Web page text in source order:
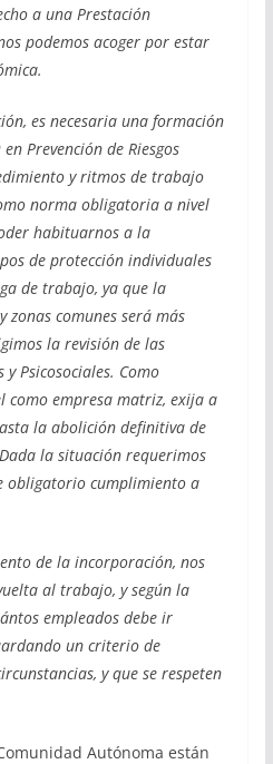
a una Prestación
podemos acoger por estar
es necesaria una formación
Prevención de Riesgos
y ritmos de trabajo
norma obligatoria a nivel
habituarnos a la
de protección individuales
de trabajo, ya que la
zonas comunes será más
la revisión de las
y Psicosociales. Como
como empresa matriz, exija a
la abolición definitiva de
la situación requerimos
obligatorio cumplimiento a
de la incorporación, nos
al trabajo, y según la
empleados debe ir
un criterio de
y que se respeten
Autónoma están